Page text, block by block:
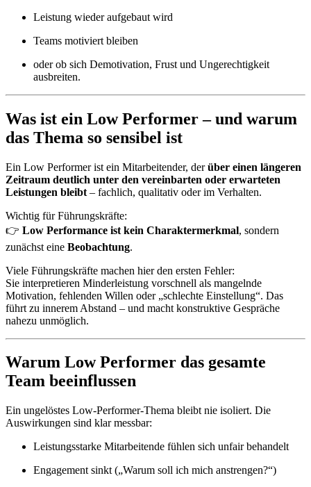
Leistung wieder aufgebaut wird
Teams motiviert bleiben
oder ob sich Demotivation, Frust und Ungerechtigkeit
ausbreiten.
Was ist ein Low Performer – und warum
das Thema so sensibel ist
Ein Low Performer ist ein Mitarbeitender, derüber einen längeren
Zeitraum deutlich unter den vereinbarten oder erwarteten
Leistungen bleibt – fachlich, qualitativ oder im Verhalten.
Wichtig für Führungskräfte:
👉 Low Performance ist kein Charaktermerkmal, sondern
zunächst eine Beobachtung.
Viele Führungskräfte machen hier den ersten Fehler:
Sie interpretieren Minderleistung vorschnell als mangelnde
Motivation, fehlenden Willen oder „schlechte Einstellung“. Das
führt zu innerem Abstand – und macht konstruktive Gespräche
nahezu unmöglich.
Warum Low Performer das gesamte
Team beeinflussen
Ein ungelöstes Low-Performer-Thema bleibt nie isoliert. Die
Auswirkungen sind klar messbar:
Leistungsstarke Mitarbeitende fühlen sich unfair behandelt
Engagement sinkt („Warum soll ich mich anstrengen?“)